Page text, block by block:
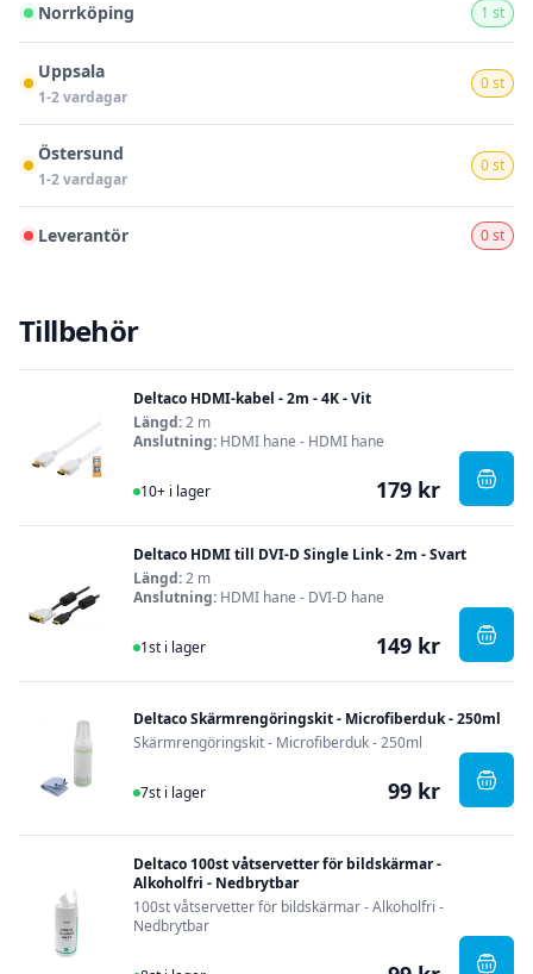
Norrköping 1 st
Uppsala
1-2 vardagar
0 st
Östersund
1-2 vardagar
0 st
Leverantör 0 st
Tillbehör
Deltaco HDMI-kabel - 2m - 4K - Vit
Längd:2 m
Anslutning: HDMI hane - HDMI hane
I Lager
10+ i lager 179 kr ,
Deltaco HDMI till DVI-D Single Link - 2m - Svart
Längd:2 m
Anslutning: HDMI hane - DVI-D hane
I Lager
1st i lager 149 kr ,
Deltaco Skärmrengöringskit - Microfiberduk - 250ml
Skärmrengöringskit - Microfiberduk - 250ml
I Lager
7st i lager 99 kr ,
Deltaco 100st våtservetter för bildskärmar -
Alkoholfri - Nedbrytbar
100st våtservetter för bildskärmar - Alkoholfri -
Nedbrytbar